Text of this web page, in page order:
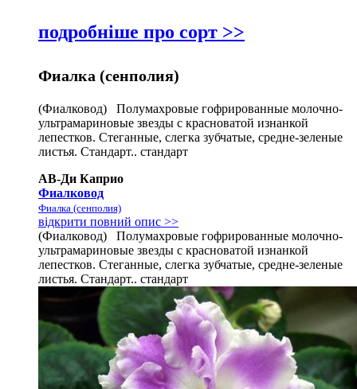
подробніше про сорт >>
Фиалка (сенполия)
(Фиалковод) Полумахровые гофрированные молочно-
ультрамариновые звезды с красноватой изнанкой
лепестков. Стеганные, слегка зубчатые, средне-зеленые
листья. Стандарт.. стандарт
АВ-Ди Каприо
Фиалковод
Фиалка (сенполия)
відкрити повний опис >>
(Фиалковод) Полумахровые гофрированные молочно-
ультрамариновые звезды с красноватой изнанкой
лепестков. Стеганные, слегка зубчатые, средне-зеленые
листья. Стандарт.. стандарт